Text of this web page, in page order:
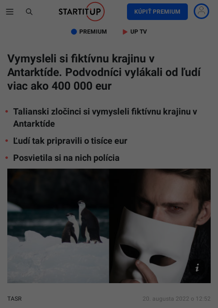
KÚPIŤ PREMIUM
PREMIUM UP TV
Vymysleli si fiktívnu krajinu v
Antarktíde. Podvodníci vylákali od ľudí
viac ako 400 000 eur
Talianski zločinci si vymysleli fiktívnu krajinu v
Antarktíde
Ľudí tak pripravili o tisíce eur
Posvietila si na nich polícia
Sammy
TASR 20. augusta 2022 o 12:52